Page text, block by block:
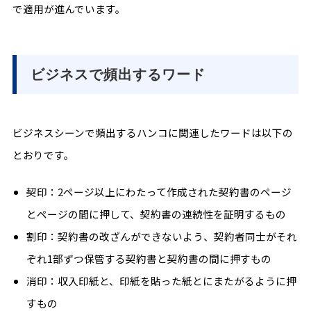
で適用が進んでいます。
ビジネスで頻出するワード
ビジネスシーンで頻出するハンコに関連したワードは以下の
とおりです。
契印：2ページ以上にわたって作成された契約書のページ
とページの間に押して、契約書の連続性を証明するもの
割印：契約書の改ざんができないよう、契約者同士がそれ
ぞれ1部ずつ保管する契約書と契約書の間に押すもの
消印：収入印紙と、印紙を貼った紙とにまたがるように押
すもの